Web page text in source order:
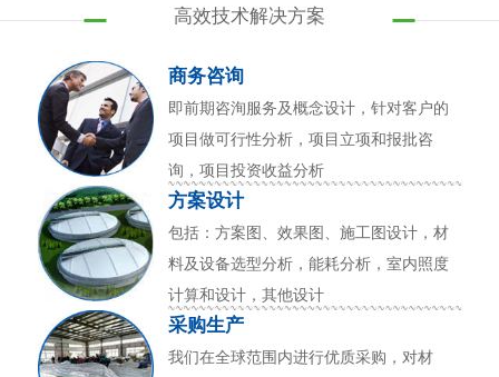
高效技术解决方案
商务咨询
即前期咨洵服务及概念设计，针对客户的
项目做可行性分析，项目立项和报批咨
询，项目投资收益分析
方案设计
包括：方案图、效果图、施工图设计，材
料及设备选型分析，能耗分析，室内照度
计算和设计，其他设计
采购生产
我们在全球范围内进行优质采购，对材